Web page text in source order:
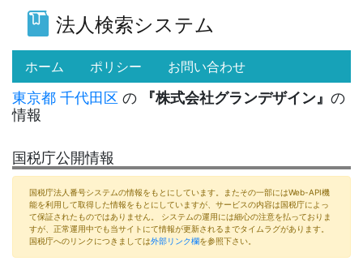
法人検索システム
ホーム (current)
ポリシー お問い合わせ
東京都 千代田区 の 『株式会社グランデザイン』 の
情報
国税庁公開情報
国税庁法人番号システムの情報をもとにしています。またその一部にはWeb-API機
能を利用して取得した情報をもとにしていますが、サービスの内容は国税庁によっ
て保証されたものではありません。 システムの運用には細心の注意を払っておりま
すが、正常運用中でも当サイトにて情報が更新されるまでタイムラグがあります。
国税庁へのリンクにつきましては外部リンク欄を参照下さい。